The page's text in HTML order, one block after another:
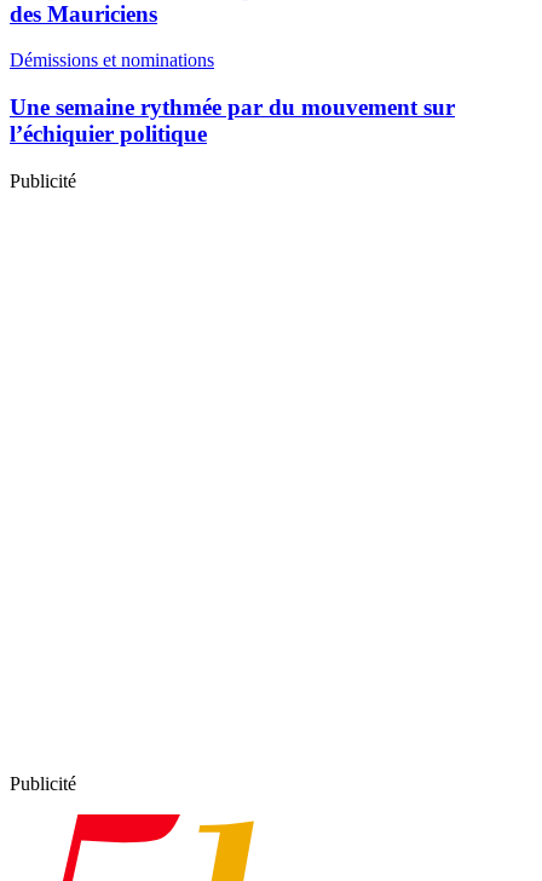
des Mauriciens
Démissions et nominations
Une semaine rythmée par du mouvement sur
l’échiquier politique
Publicité
Publicité